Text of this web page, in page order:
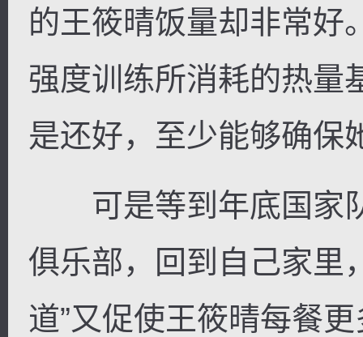
的王筱晴饭量却非常好
强度训练所消耗的热量
是还好，至少能够确保
可是等到年底国家
俱乐部，回到自己家里
道”又促使王筱晴每餐